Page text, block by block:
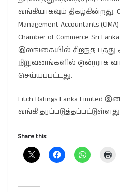
வங்கியாகவும் திகழ்கின்றது.
Management Accountants
Chamber of Commerce Sri
இலங்கையில் சிறந்த பத்து
நிறுவனங்களில் ஒன்றாக
செய்யப்பட்டது.
Fitch Ratings Lanka Limited
வங்கி
Share this: